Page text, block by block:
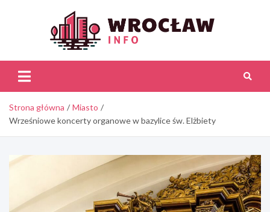
Strona główna
Miasto
Wrześniowe koncerty organowe w bazylice św. Elżbiety